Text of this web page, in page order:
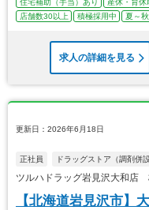
住宅補助（手当）あり 産休・育休
店舗数30以上
積極採用中 夏～
求人の詳細を見る
更新日：2026年6月18日
正社員 ドラッグストア（調剤併設
ツルハドラッグ岩見沢大和店
【北海道岩見沢市】